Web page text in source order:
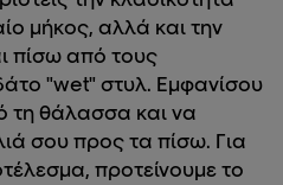
μήκος, αλλά και την
πίσω από τους
"wet" στυλ. Εμφανίσου
τη θάλασσα και να
σου προς τα πίσω. Για
προτείνουμε το